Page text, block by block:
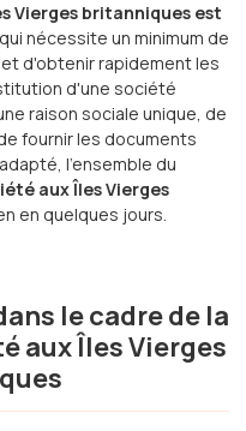
Vierges britanniques est
nécessite un minimum de
d'obtenir rapidement les
d'une société
raison sociale unique, de
fournir les documents
l'ensemble du
aux Îles Vierges
en quelques jours.
le cadre de la
aux Îles Vierges